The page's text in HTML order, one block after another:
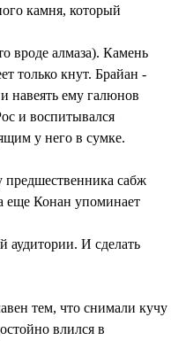
камня, который
вроде алмаза). Камень
только кнут. Брайан -
навеять ему галюнов
и воспитывался
у него в сумке.
предшественника сабж
еще Конан упоминает
аудитории. И сделать
тем, что снимали кучу
влился в